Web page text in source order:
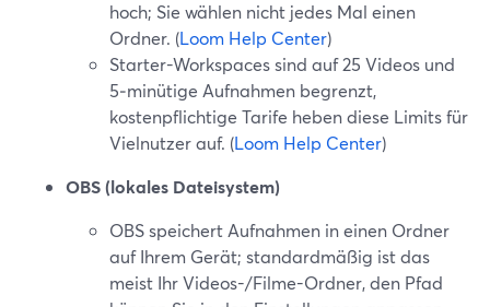
hoch; Sie wählen nicht jedes Mal einen
Ordner. (Loom Help Center)
Starter-Workspaces sind auf 25 Videos und
5‑minütige Aufnahmen begrenzt,
kostenpflichtige Tarife heben diese Limits für
Vielnutzer auf. (Loom Help Center)
OBS (lokales Dateisystem)
OBS speichert Aufnahmen in einen Ordner
auf Ihrem Gerät; standardmäßig ist das
meist Ihr Videos-/Filme-Ordner, den Pfad